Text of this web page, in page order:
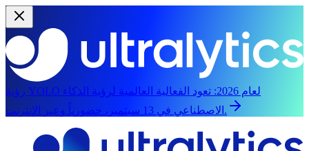
رؤية YOLO لعام 2026:
تعود الفعالية العالمية لرؤية الذكاء
الاصطناعي في 13 سبتمبر، حضورياً وعبر الإنترنت.